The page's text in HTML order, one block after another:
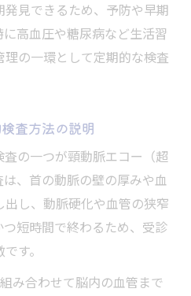
見できるため、予防や早期
高血圧や糖尿病など生活習
の一環として定期的な検査
査方法の説明
の一つが頸動脈エコー（超
、首の動脈の壁の厚みや血
し、動脈硬化や血管の狭窄
短時間で終わるため、受診
す。
み合わせて脳内の血管まで